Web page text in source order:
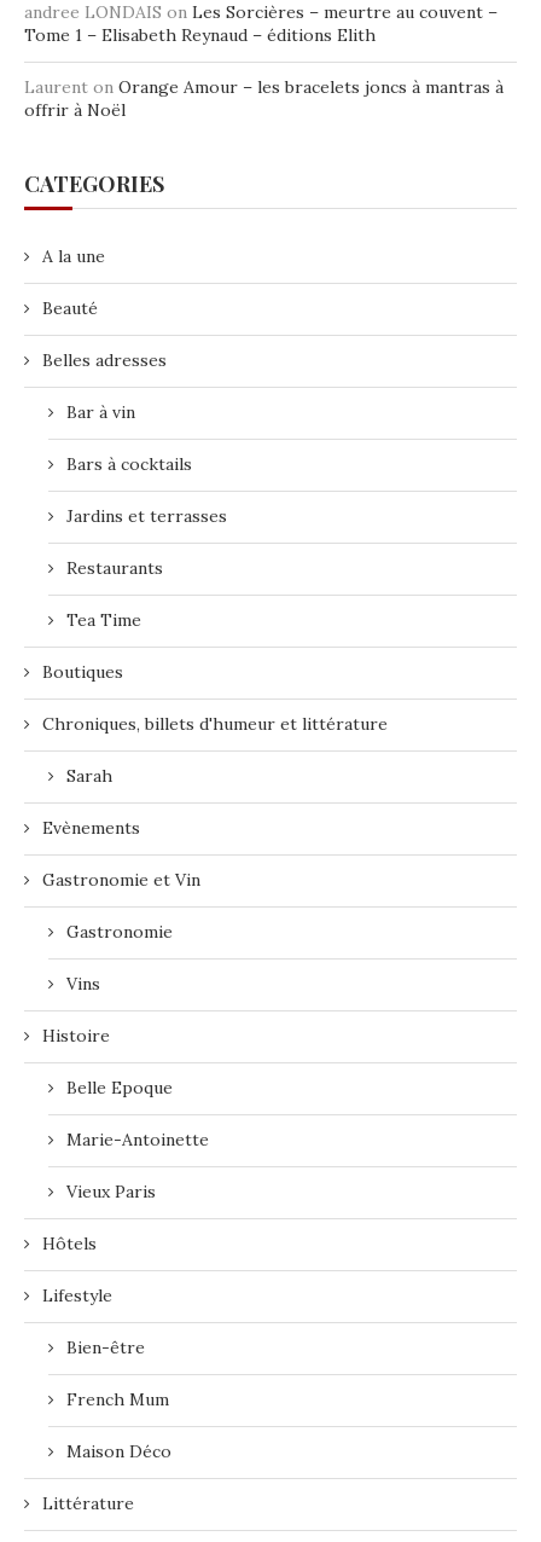
andree LONDAIS on Les Sorcières – meurtre au couvent –
Tome 1 – Elisabeth Reynaud – éditions Elith
Laurent on Orange Amour – les bracelets joncs à mantras à
offrir à Noël
CATEGORIES
A la une
Beauté
Belles adresses
Bar à vin
Bars à cocktails
Jardins et terrasses
Restaurants
Tea Time
Boutiques
Chroniques, billets d'humeur et littérature
Sarah
Evènements
Gastronomie et Vin
Gastronomie
Vins
Histoire
Belle Epoque
Marie-Antoinette
Vieux Paris
Hôtels
Lifestyle
Bien-être
French Mum
Maison Déco
Littérature